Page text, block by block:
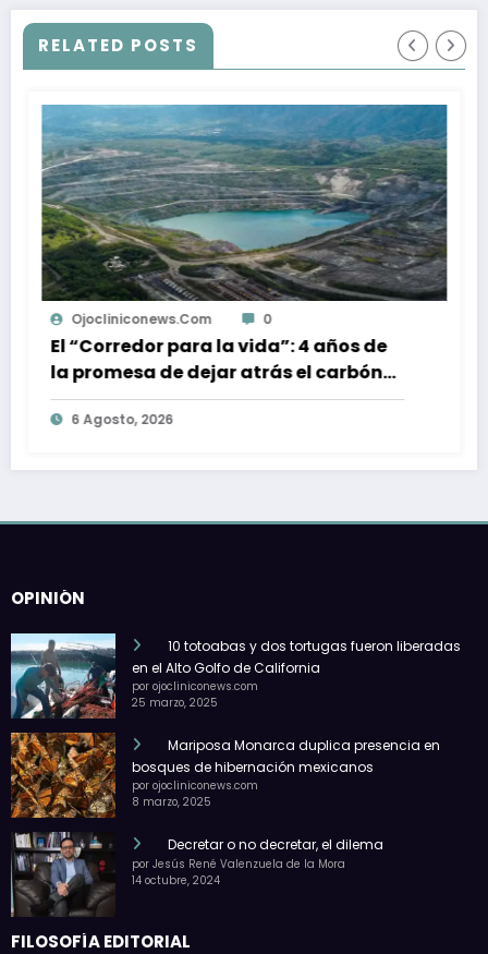
RELATED POSTS
0
la vida”: 4 años de
dejar atrás el carbón
Entre dos
Horizontes de
reconstrucción
OPINIÓN
10 totoabas y dos tortugas fueron liberadas
en el Alto Golfo de California
por ojocliniconews.com
25 marzo, 2025
Mariposa Monarca duplica presencia en
bosques de hibernación mexicanos
por ojocliniconews.com
8 marzo, 2025
Decretar o no decretar, el dilema
por Jesús René Valenzuela de la Mora
14 octubre, 2024
FILOSOFÍA EDITORIAL